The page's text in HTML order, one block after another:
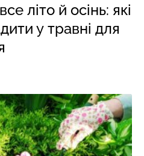
літо й осінь: які
у травні для